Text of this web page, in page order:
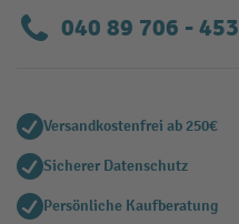
040 89 706 - 453
Versandkostenfrei ab 250€
Sicherer Datenschutz
Persönliche Kaufberatung